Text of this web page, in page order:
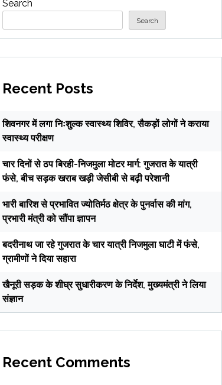
Search
Search
Recent Posts
शिवनगर में लगा निःशुल्क स्वास्थ्य शिविर, सैकड़ों लोगों ने कराया
स्वास्थ्य परीक्षण
चार दिनों से ठप बिरही-निजमुला मोटर मार्ग: गुजरात के यात्री
फंसे, बीच सड़क खराब खड़ी जेसीबी से बढ़ी परेशानी
भारी बारिश से प्रभावित ज्योतिर्मठ क्षेत्र के पुनर्वास की मांग,
प्रभारी मंत्री को सौंपा ज्ञापन
बदरीनाथ जा रहे गुजरात के चार यात्री निजमुला घाटी में फंसे,
ग्रामीणों ने दिया सहारा
खैनूरी सड़क के शीघ्र सुधारीकरण के निर्देश, मुख्यमंत्री ने लिया
संज्ञान
Recent Comments